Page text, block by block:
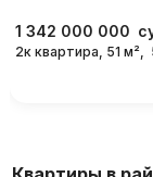
1 342 000 000
2к квартира, 51 м²,